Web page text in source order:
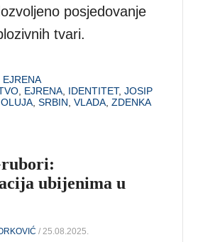
posjedovanje
tvari.
EJRENA
EJRENA IDENTITET,JOSIP
,OLUJA ,SRBIN ,VLADA ,ZDENKA
ubijenima u
/ 25.08.2025.